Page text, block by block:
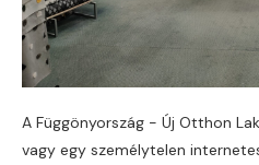
A Függönyország - Új Otthon
vagy egy személytelen